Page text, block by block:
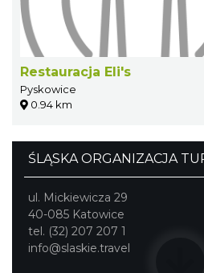
Restauracja Eli's
Pyskowice
0.94 km
ŚLĄSKA ORGANIZACJA
ul. Mickiewicza 29
40-085 Katowice
tel. (32) 207 207 1
info@slaskie.travel